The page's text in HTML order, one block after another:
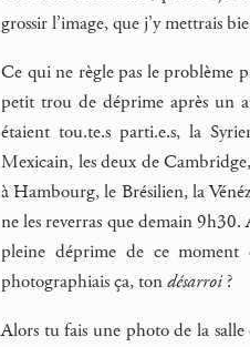
grossir l’image, que j’y mettrais
Ce qui ne règle pas le problème
petit trou de déprime après un
étaient tou.te.s parti.e.s, la
Mexicain, les deux de
à Hambourg, le Brésilien, la
ne les reverras que demain 9h30.
pleine déprime de ce
photographiais ça, tondésarroi ?
Alors tu fais une photo de la salle